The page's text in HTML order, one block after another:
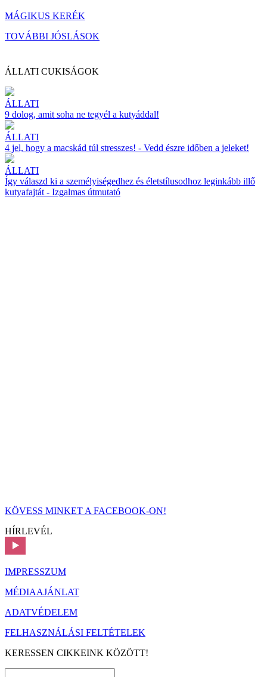
MÁGIKUS KERÉK
TOVÁBBI JÓSLÁSOK
ÁLLATI CUKISÁGOK
ÁLLATI
9 dolog, amit soha ne tegyél a kutyáddal!
ÁLLATI
4 jel, hogy a macskád túl stresszes! - Vedd észre időben a jeleket!
ÁLLATI
Így válaszd ki a személyiségedhez és életstílusodhoz leginkább illő
kutyafajtát - Izgalmas útmutató
KÖVESS MINKET A FACEBOOK-ON!
HÍRLEVÉL
IMPRESSZUM
MÉDIAAJÁNLAT
ADATVÉDELEM
FELHASZNÁLÁSI FELTÉTELEK
KERESSEN CIKKEINK KÖZÖTT!